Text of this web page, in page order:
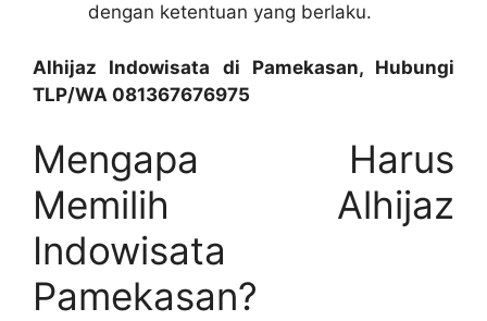
dengan ketentuan yang berlaku.
Alhijaz Indowisata di Pamekasan, Hubungi
TLP/WA 081367676975
Mengapa Harus
Memilih Alhijaz
Indowisata
Pamekasan?